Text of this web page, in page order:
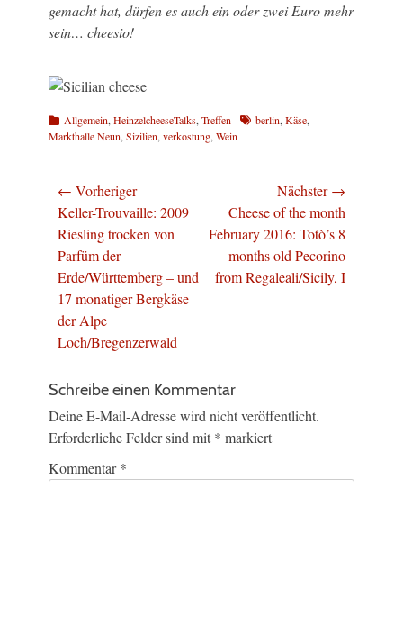
gemacht hat, dürfen es auch ein oder zwei Euro mehr
sein… cheesio!
Kategorien
Allgemein,HeinzelcheeseTalks,Treffen Schlagworte
berlin,Käse,
Markthalle Neun,Sizilien,verkostung,Wein
Beitragsnavigation
← Vorheriger
Vorheriger
Beitrag:
Keller-Trouvaille: 2009
Riesling trocken von
Parfüm der
Erde/Württemberg – und
17 monatiger Bergkäse
der Alpe
Loch/Bregenzerwald
Nächster →
Nächster
Beitrag:
Cheese of the month
February 2016: Totò’s 8
months old Pecorino
from Regaleali/Sicily, I
Schreibe einen Kommentar
Deine E-Mail-Adresse wird nicht veröffentlicht.
Erforderliche Felder sind mit * markiert
Kommentar*